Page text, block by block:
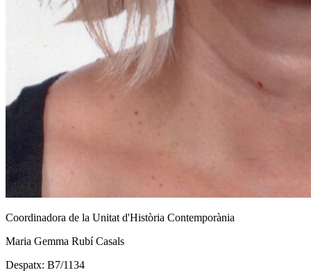
Coordinadora de la Unitat d'Història Contemporània
Maria Gemma Rubí Casals
Despatx: B7/1134